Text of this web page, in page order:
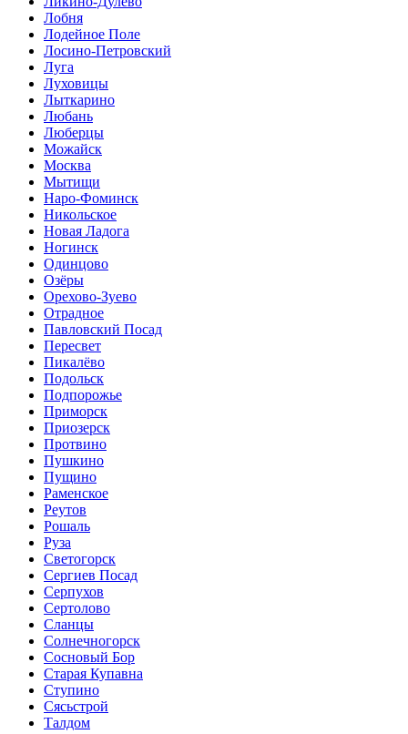
Лобня
Лодейное Поле
Лосино-Петровский
Луга
Луховицы
Лыткарино
Любань
Люберцы
Можайск
Москва
Мытищи
Наро-Фоминск
Никольское
Новая Ладога
Ногинск
Одинцово
Озёры
Орехово-Зуево
Отрадное
Павловский Посад
Пересвет
Пикалёво
Подольск
Подпорожье
Приморск
Приозерск
Протвино
Пушкино
Пущино
Раменское
Реутов
Рошаль
Руза
Светогорск
Сергиев Посад
Серпухов
Сертолово
Сланцы
Солнечногорск
Сосновый Бор
Старая Купавна
Ступино
Сясьстрой
Талдом